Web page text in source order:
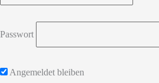
Passwort
Angemeldet bleiben